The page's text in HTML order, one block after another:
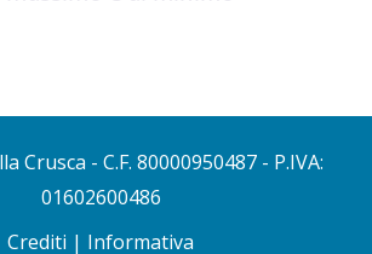
Varese sull’uso della virgola
predicato
Crusca - C.F. 80000950487 - P.IVA:
01602600486
Crediti | Informativa